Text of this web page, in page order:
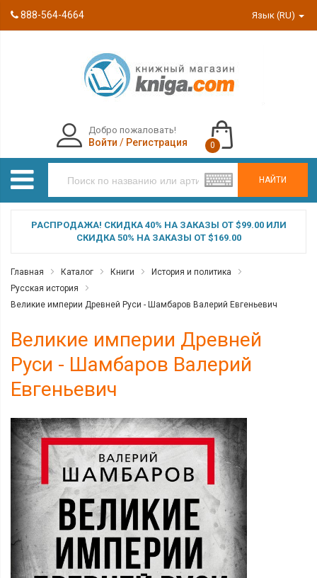
888-564-4664 Язык (RU)
НАЙТИ
Добро пожаловать!
Войти / Регистрация 0
РАСПРОДАЖА! СКИДКА 40% НА ЗАКАЗЫ ОТ $99.00 ИЛИ
СКИДКА 50% НА ЗАКАЗЫ ОТ $169.00
Главная Каталог Книги
История и политика
Русская история
Великие империи Древней Руси - Шамбаров Валерий Евгеньевич
Великие империи Древней
Руси - Шамбаров Валерий
Евгеньевич